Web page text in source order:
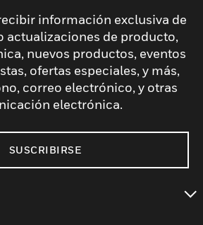
información exclusiva de
actualizaciones de producto,
nuevos productos, eventos
ofertas especiales, y más,
correo electrónico, y otras
electrónica.
SUSCRIBIRSE